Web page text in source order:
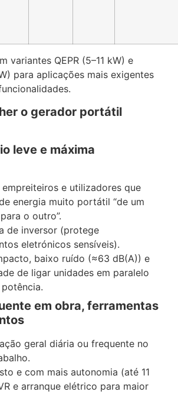
variantes QEPR (5–11 kW) e
para aplicações mais exigentes
o gerador portátil
leve e máxima
empreiteiros e utilizadores que
energia muito portátil “de um
o outro”.
de inversor (protege
eletrónicos sensíveis).
baixo ruído (≈63 dB(A)) e
de ligar unidades em paralelo
em obra, ferramentas
geral diária ou frequente no
e com mais autonomia (até 11
e arranque elétrico para maior